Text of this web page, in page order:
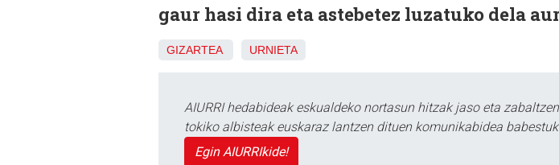
gaur hasi dira eta astebetez luzatuko dela
GIZARTEA URNIETA
AIURRI hedabideak eskualdeko nortasun hitzak jaso eta
tokiko albisteak euskaraz lantzen dituen komunikabidea
Egin AIURRIkide!